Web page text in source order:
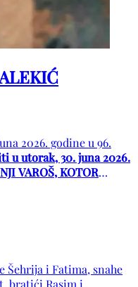
2026. godine u 96.
u utorak, 30. juna 2026.
VAROŠ, KOTOR
Šehrija i Fatima, snahe